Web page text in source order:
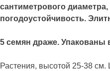
сантиметрового
погодоустойчивость.
5 семян драже. Упакованы
Растения, высотой 25-38